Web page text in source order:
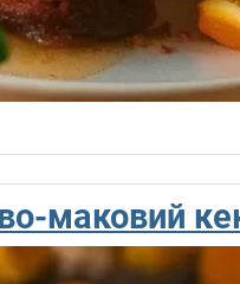
маковий